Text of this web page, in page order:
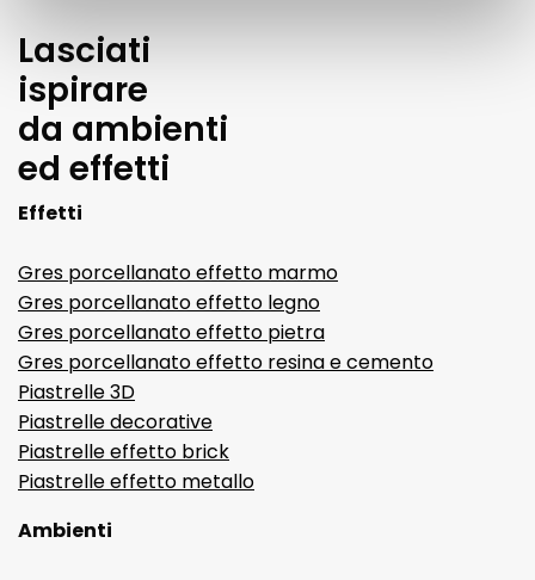
Lasciati
ispirare
da ambienti
ed effetti
Effetti
Gres porcellanato effetto marmo
Gres porcellanato effetto legno
Gres porcellanato effetto pietra
Gres porcellanato effetto resina e cemento
Piastrelle 3D
Piastrelle decorative
Piastrelle effetto brick
Piastrelle effetto metallo
Ambienti